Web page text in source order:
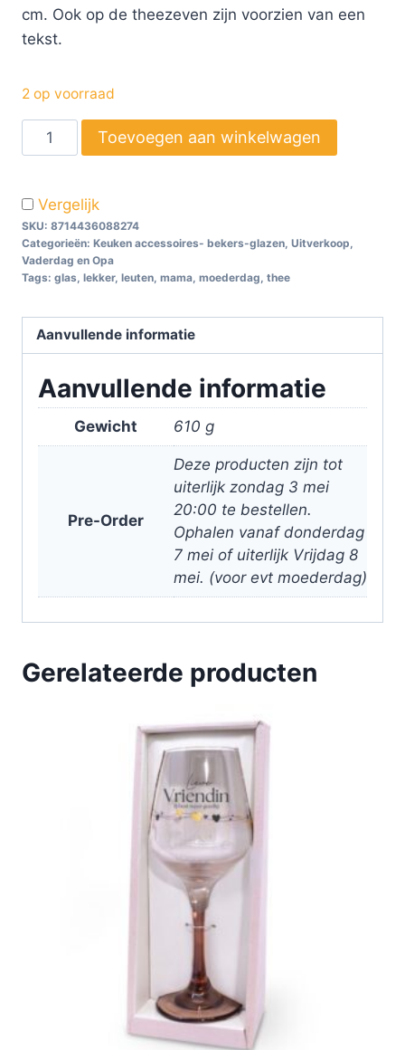
cm. Ook op de theezeven zijn voorzien van een
tekst.
2 op voorraad
Toevoegen aan winkelwagen
Vergelijk
SKU: 8714436088274
Categorieën: Keuken accessoires- bekers-glazen Uitverkoop
Vaderdag en Opa
Tags: glas lekker, leuten mama moederdag thee
Aanvullende informatie
Aanvullende informatie
Gewicht 610 g
Pre-Order
Deze producten zijn tot
uiterlijk zondag 3 mei
20:00 te bestellen.
Ophalen vanaf donderdag
7 mei of uiterlijk Vrijdag 8
mei. (voor evt moederdag)
Gerelateerde producten